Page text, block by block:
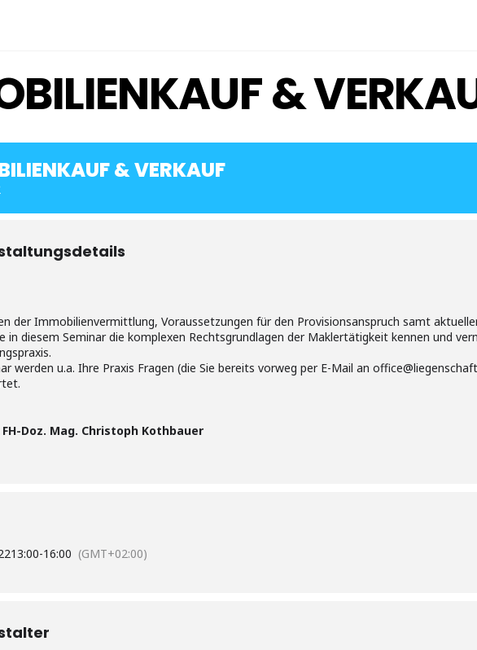
&
& VERKAUF
der Immobilienvermittlung, Voraussetzungen für den Provisionsanspruch samt
in diesem Seminar die komplexen Rechtsgrundlagen der Maklertätigkeit kennen und
werden u.a. Ihre Praxis Fragen (die Sie bereits vorweg per E-Mail an
FH-Doz. Mag. Christoph Kothbauer
13:00-16:00 (GMT+02:00)